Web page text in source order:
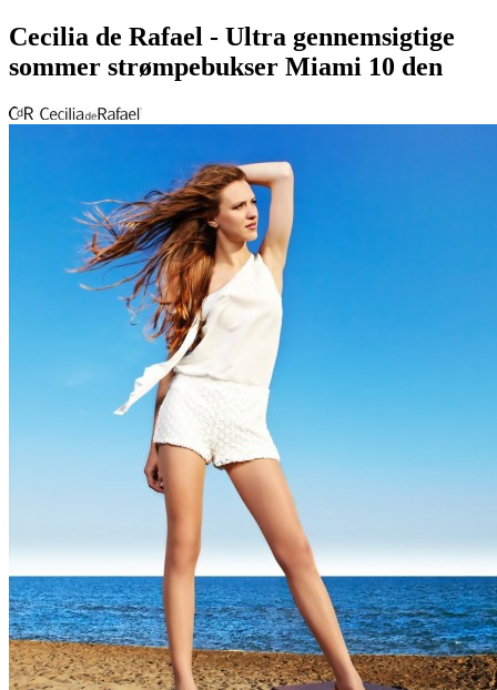
Cecilia de Rafael - Ultra gennemsigtige
sommer strømpebukser Miami 10 den